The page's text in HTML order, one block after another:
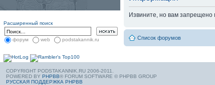
Расширенный поиск
форум web podstakannik.ru
Извините, но вам запрещено
Список форумов
COPYRIGHT PODSTAKANNIK.RU 2006-2011.
POWERED BY PHPBB® FORUM SOFTWARE © PHPBB GROUP
РУССКАЯ ПОДДЕРЖКА PHPBB